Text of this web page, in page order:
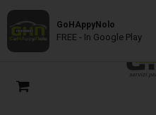
GoHAppyNolo
FREE - In Google Play